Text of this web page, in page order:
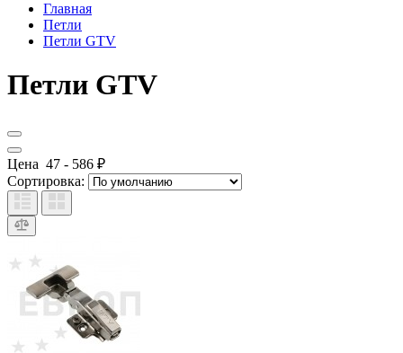
Главная
Петли
Петли GTV
Петли GTV
Цена 47 - 586 ₽
Сортировка: